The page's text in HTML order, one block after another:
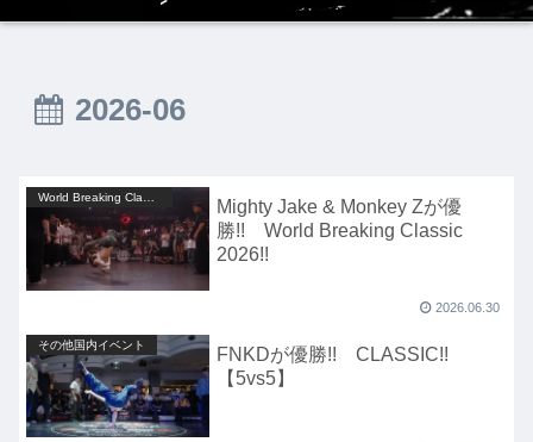
2026-06
World Breaking Classic
Mighty Jake & Monkey Zが優
勝!! World Breaking Classic
2026!!
2026.06.30
その他国内イベント
FNKDが優勝!! CLASSIC!!
【5vs5】